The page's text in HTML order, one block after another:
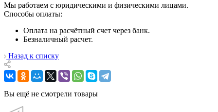
Мы работаем с юридическими и физическими лицами.
Способы оплаты:
Оплата на расчётный счет через банк.
Безналичный расчет.
Назад к списку
Вы ещё не смотрели товары